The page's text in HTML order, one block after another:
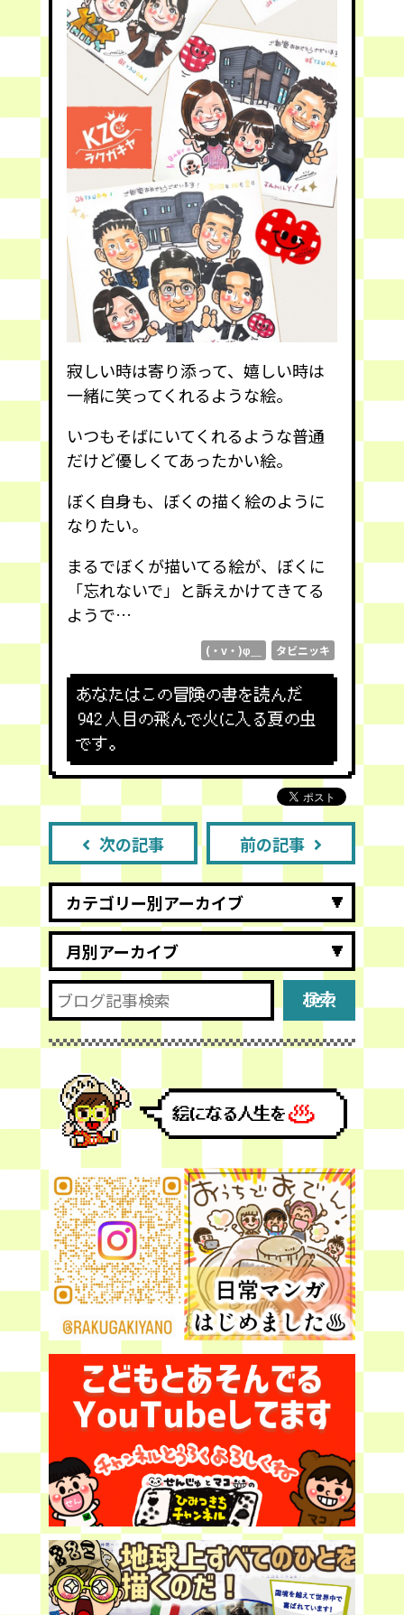
寂しい時は寄り添って、嬉しい時は
一緒に笑ってくれるような絵。
いつもそばにいてくれるような普通
だけど優しくてあったかい絵。
ぼく自身も、ぼくの描く絵のように
なりたい。
まるでぼくが描いてる絵が、ぼくに
「忘れないで」と訴えかけてきてる
ようで…
(・v・)φ＿ タビニッキ
あなたはこの冒険の書を読んだ
942 人目の飛んで火に入る夏の虫
です。
次の記事 前の記事